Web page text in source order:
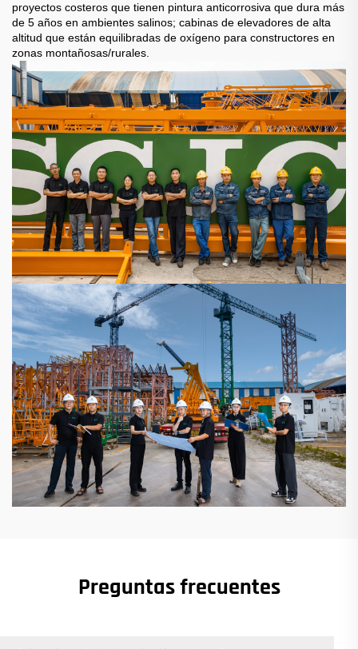
proyectos costeros que tienen pintura anticorrosiva que dura más
de 5 años en ambientes salinos; cabinas de elevadores de alta
altitud que están equilibradas de oxígeno para constructores en
zonas montañosas/rurales.
Preguntas frecuentes